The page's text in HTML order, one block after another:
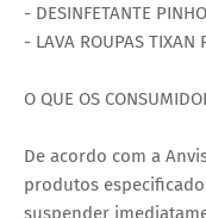
- DESINFETANTE
- LAVA ROUPAS TIXAN
O QUE OS
De acordo com a
produtos
suspender